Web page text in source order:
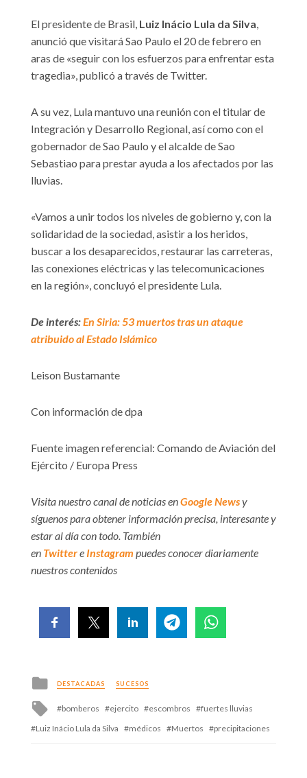
El presidente de Brasil, Luiz Inácio Lula da Silva,
anunció que visitará Sao Paulo el 20 de febrero en
aras de «seguir con los esfuerzos para enfrentar esta
tragedia», publicó a través de Twitter.
A su vez, Lula mantuvo una reunión con el titular de
Integración y Desarrollo Regional, así como con el
gobernador de Sao Paulo y el alcalde de Sao
Sebastiao para prestar ayuda a los afectados por las
lluvias.
«Vamos a unir todos los niveles de gobierno y, con la
solidaridad de la sociedad, asistir a los heridos,
buscar a los desaparecidos, restaurar las carreteras,
las conexiones eléctricas y las telecomunicaciones
en la región», concluyó el presidente Lula.
De interés:En Siria: 53 muertos tras un ataque
atribuido al Estado Islámico
Leison Bustamante
Con información de dpa
Fuente imagen referencial: Comando de Aviación del
Ejército / Europa Press
Visita nuestro canal de noticias enGoogle Newsy
síguenos para obtener información precisa, interesante y
estar al día con todo. También
en Twittere Instagram puedes conocer diariamente
nuestros contenidos
Posted
in
DESTACADAS SUCESOS
Tagged
bomberos ejercito escombros
fuertes lluvias
Luiz Inácio Lula da Silva
médicos Muertos precipitaciones